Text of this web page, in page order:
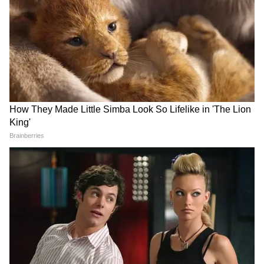
यह घटनाक्रम तब हुआ जब बिहार सरकार ने राबड़ी देवी
को 10 सर्कुलर रोड खाली करने के लिए कहा, जो अब
बिहार के मंत्री नंद किशोर राम को आवंटित कर दिया गया
है। राज्य सरकार के नोटिस में कहा गया था कि राबड़ी देवी
को पहले बिहार विधान परिषद में विपक्ष की नेता (LoP)
के तौर पर हार्डिंग रोड पर एक वैकल्पिक सरकारी आवास
आवंटित किया गया था, लेकिन वह अभी तक वहां शिफ्ट
नहीं हुई थीं।
DOWNLOAD APP
National News (नेशनल न्यूज़) - Get latest India
News (राष्ट्रीय समाचार) and breaking Hindi News
headlines from India on Asianet News Hindi.